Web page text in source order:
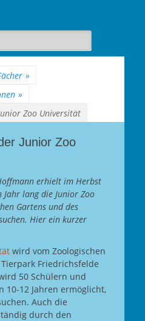
Berlin-
»
»
Zoo Universität
Junior Zoo
erhielt im Herbst
Jahr lang die Junior Zoo
Gartens und des
Hier ein kurzer
wird vom Zoologischen
Friedrichsfelde
50 Schülern und
10-12 Jahren ermöglicht,
Auch die
durch den